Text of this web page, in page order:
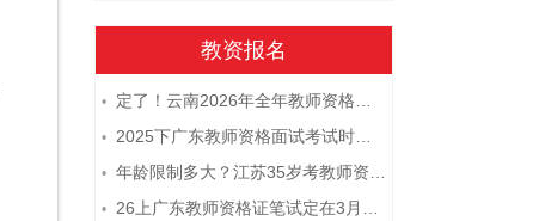
教资报名
• 定了！云南2026年全年教师资格证考试日程大公开！
• 2025下广东教师资格面试考试时间及科目内容（怎么考）
• 年龄限制多大？江苏35岁考教师资格证晚吗？
• 26上广东教师资格证笔试定在3月7日！附考试指南